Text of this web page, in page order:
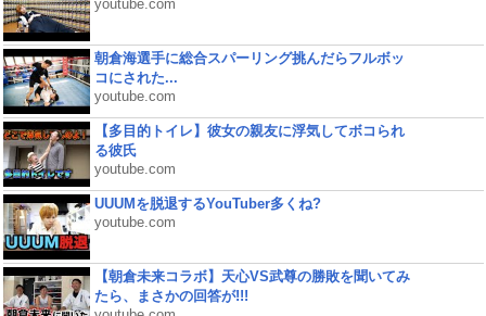
youtube.com
朝倉海選手に総合スパーリング挑んだらフルボッ
コにされた...
youtube.com
【多目的トイレ】彼女の親友に浮気してボコられ
る彼氏
youtube.com
UUUMを脱退するYouTuber多くね?
youtube.com
【朝倉未来コラボ】天心VS武尊の勝敗を聞いてみ
たら、まさかの回答が!!!